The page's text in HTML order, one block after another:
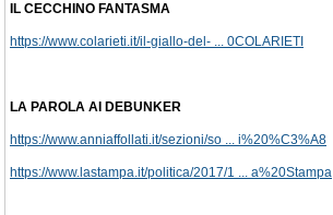
IL CECCHINO FANTASMA
https://www.colarieti.it/il-giallo-del- ... 0COLARIETI
LA PAROLA AI DEBUNKER
https://www.anniaffollati.it/sezioni/so ... i%20%C3%A8
https://www.lastampa.it/politica/2017/1 ... a%20Stampa